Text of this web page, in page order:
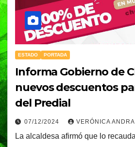
ESTADO PORTADA
Informa Gobierno de
nuevos descuentos
del Predial
07/12/2024 VERÓNICA
La alcaldesa afirmó que lo